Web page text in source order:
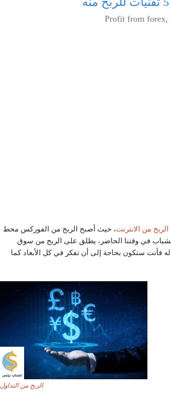
Profit from forex,
الربح من الانترنت، حيث أصبح الربح من الفوركس محط
الشباب في وقتنا الحاضر، يطلق على الربح من سوق
فأنت ستكون بحاجة إلى أن تفكر في كل الأبعاد كما
الربح من التداول